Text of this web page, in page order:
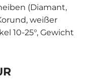
(Diamant,
weißer
10-25°, Gewicht